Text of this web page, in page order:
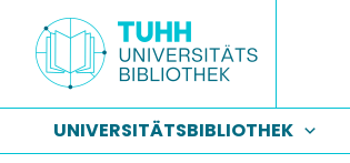
Inhalt
springen
UNIVERSITÄTSBIBLIOTHEK